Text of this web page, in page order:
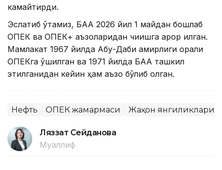
камайтирди.
Эслатиб ўтамиз, БАА 2026 йил 1 майдан бошлаб
ОПЕК ва ОПЕК+ аъзоларидан чиқишга қарор қилган.
Мамлакат 1967 йилда Абу-Даби амирлиги орқали
ОПЕКга қўшилган ва 1971 йилда БАА ташкил
этилганидан кейин ҳам аъзо бўлиб қолган.
Нефть ОПЕК жамғармаси Жаҳон янгиликлари
Ляззат Сейданова
Муаллиф